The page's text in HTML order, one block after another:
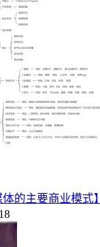
体的主要商业模式】
18